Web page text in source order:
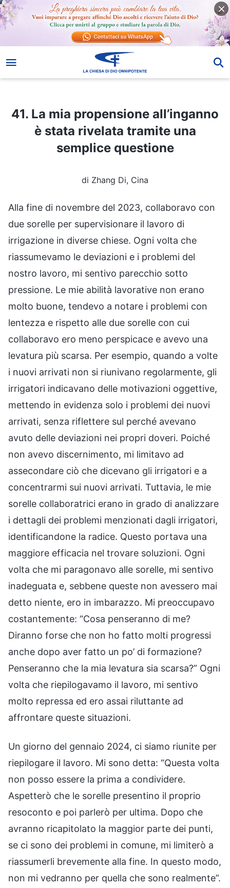
41. La mia propensione all’inganno
è stata rivelata tramite una
semplice questione
di Zhang Di, Cina
Alla fine di novembre del 2023, collaboravo con
due sorelle per supervisionare il lavoro di
irrigazione in diverse chiese. Ogni volta che
riassumevamo le deviazioni e i problemi del
nostro lavoro, mi sentivo parecchio sotto
pressione. Le mie abilità lavorative non erano
molto buone, tendevo a notare i problemi con
lentezza e rispetto alle due sorelle con cui
collaboravo ero meno perspicace e avevo una
levatura più scarsa. Per esempio, quando a volte
i nuovi arrivati non si riunivano regolarmente, gli
irrigatori indicavano delle motivazioni oggettive,
mettendo in evidenza solo i problemi dei nuovi
arrivati, senza riflettere sul perché avevano
avuto delle deviazioni nei propri doveri. Poiché
non avevo discernimento, mi limitavo ad
assecondare ciò che dicevano gli irrigatori e a
concentrarmi sui nuovi arrivati. Tuttavia, le mie
sorelle collaboratrici erano in grado di analizzare
i dettagli dei problemi menzionati dagli irrigatori,
identificandone la radice. Questo portava una
maggiore efficacia nel trovare soluzioni. Ogni
volta che mi paragonavo alle sorelle, mi sentivo
inadeguata e, sebbene queste non avessero mai
detto niente, ero in imbarazzo. Mi preoccupavo
costantemente: “Cosa penseranno di me?
Diranno forse che non ho fatto molti progressi
anche dopo aver fatto un po’ di formazione?
Penseranno che la mia levatura sia scarsa?” Ogni
volta che riepilogavamo il lavoro, mi sentivo
molto repressa ed ero assai riluttante ad
affrontare queste situazioni.
Un giorno del gennaio 2024, ci siamo riunite per
riepilogare il lavoro. Mi sono detta: “Questa volta
non posso essere la prima a condividere.
Aspetterò che le sorelle presentino il proprio
resoconto e poi parlerò per ultima. Dopo che
avranno ricapitolato la maggior parte dei punti,
se ci sono dei problemi in comune, mi limiterò a
riassumerli brevemente alla fine. In questo modo,
non mi vedranno per quella che sono realmente”.